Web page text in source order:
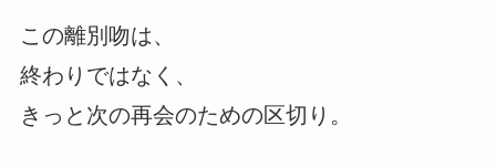
この離別吻は、
終わりではなく、
きっと次の再会のための区切り。